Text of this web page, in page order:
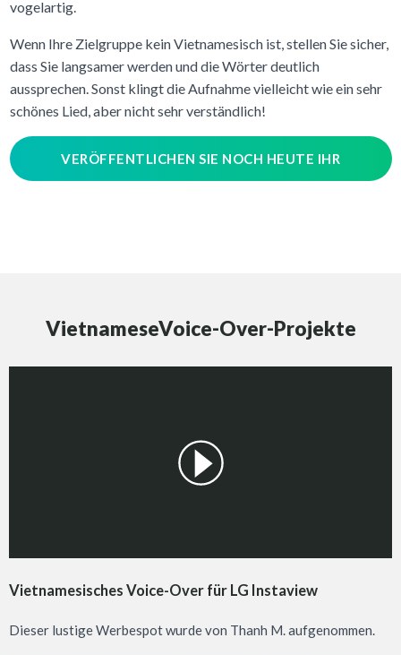
vogelartig.
Wenn Ihre Zielgruppe kein Vietnamesisch ist, stellen Sie sicher,
dass Sie langsamer werden und die Wörter deutlich
aussprechen. Sonst klingt die Aufnahme vielleicht wie ein sehr
schönes Lied, aber nicht sehr verständlich!
VERÖFFENTLICHEN SIE NOCH HEUTE IHR
VietnameseVoice-Over-Projekte
Vietnamesisches Voice-Over für LG Instaview
Dieser lustige Werbespot wurde von Thanh M. aufgenommen.